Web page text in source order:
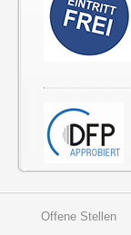
Offene Stellen